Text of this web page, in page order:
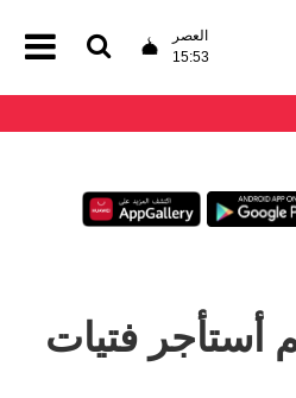
العصر
15:53
أستأجر فتيات